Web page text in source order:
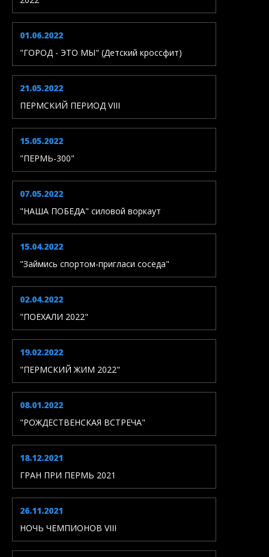
01.06.2022
"ГОРОД - ЭТО МЫ" (Детский кроссфит)
21.05.2022
ПЕРМСКИЙ ПЕРИОД VIII
15.05.2022
"ПЕРМЬ-300"
07.05.2022
"НАША ПОБЕДА" силовой воркаут
15.04.2022
"Займись спортом-пригласи соседа"
02.04.2022
"ПОЕХАЛИ 2022"
19.02.2022
"ПЕРМСКИЙ ЖИМ 2022"
08.01.2022
"РОЖДЕСТВЕНСКАЯ ВСТРЕЧА"
18.12.2021
ГРАН ПРИ ПЕРМЬ 2021
26.11.2021
НОЧЬ ЧЕМПИОНОВ VIII